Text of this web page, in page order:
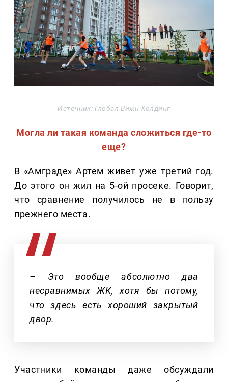
Источник: Глобал Вижн Холдинг
Могла ли такая команда сложиться где-то
еще?
В «Амграде» Артем живет уже третий год.
До этого он жил на 5-ой просеке. Говорит,
что сравнение получилось не в пользу
прежнего места.
– Это вообще абсолютно два
несравнимых ЖК, хотя бы потому,
что здесь есть хороший закрытый
двор.
Участники команды даже обсуждали